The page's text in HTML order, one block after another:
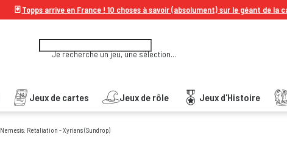
🃏Topps arrive en France ! 10 choses à savoir (absolument) sur le géant de la
Je recherche un jeu, une sélection...
Jeux de cartes Jeux de rôle Jeux d'Histoire
Nemesis: Retaliation - Xyrians (Sundrop)